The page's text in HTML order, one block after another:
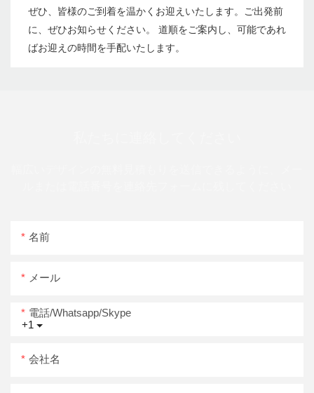
ぜひ、皆様のご到着を温かくお迎えいたします。ご出発前
に、ぜひお知らせください。 道順をご案内し、可能であれ
ばお迎えの時間を手配いたします。
名前
メール
+1
電話/whatsapp/skype
会社名